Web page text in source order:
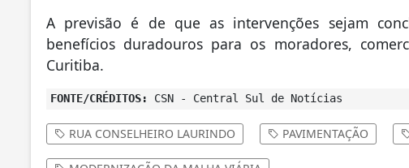
A previsão é de que as intervenções sejam
benefícios duradouros para os moradores,
Curitiba.
FONTE/CRÉDITOS: CSN - Central Sul de Notícias
RUA CONSELHEIRO LAURINDO PAVIMENTAÇÃO